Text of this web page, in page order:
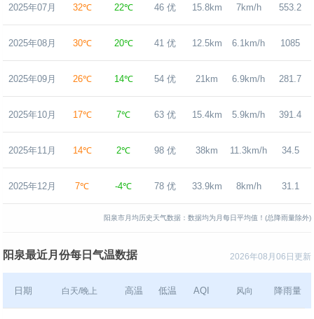
2025年07月 32℃ 22℃ 46 优 15.8km 7km/h 553.2
2025年08月 30℃ 20℃ 41 优 12.5km 6.1km/h 1085
2025年09月 26℃ 14℃ 54 优 21km 6.9km/h 281.7
2025年10月 17℃ 7℃ 63 优 15.4km 5.9km/h 391.4
2025年11月 14℃ 2℃ 98 优 38km 11.3km/h 34.5
2025年12月 7℃ -4℃ 78 优 33.9km 8km/h 31.1
阳泉市月均历史天气数据：数据均为月每日平均值！(总降雨量除外)
2026年08月06日更新
阳泉最近月份每日气温数据
日期 白天/晚上 高温 低温 AQI 风向 降雨量